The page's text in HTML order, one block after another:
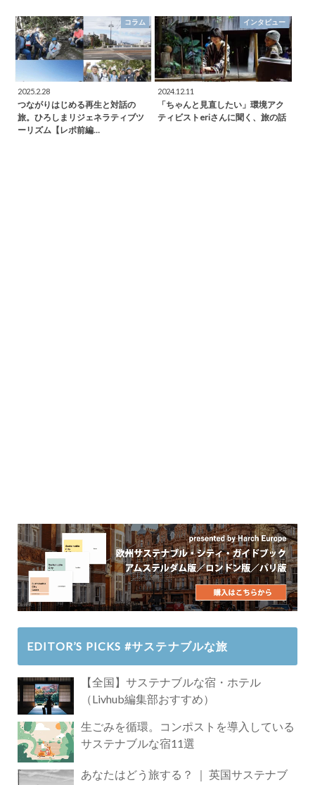
コラム
2025.2.28
つながりはじめる再生と対話の
旅。ひろしまリジェネラティブツ
ーリズム【レポ前編…
インタビュー
2024.12.11
「ちゃんと見直したい」環境アク
ティビストeriさんに聞く、旅の話
EDITOR’S PICKS #サステナブルな旅
【全国】サステナブルな宿・ホテル
（Livhub編集部おすすめ）
生ごみを循環。コンポストを導入している
サステナブルな宿11選
あなたはどう旅する？ ｜ 英国サステナブ